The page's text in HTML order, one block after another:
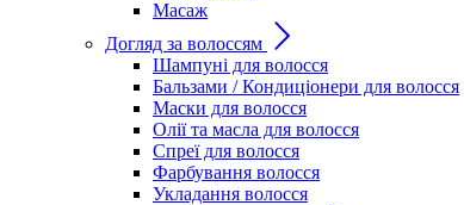
Масаж
Догляд за волоссям
Шампуні для волосся
Бальзами / Кондиціонери для волосся
Маски для волосся
Олії та масла для волосся
Спреї для волосся
Фарбування волосся
Укладання волосся